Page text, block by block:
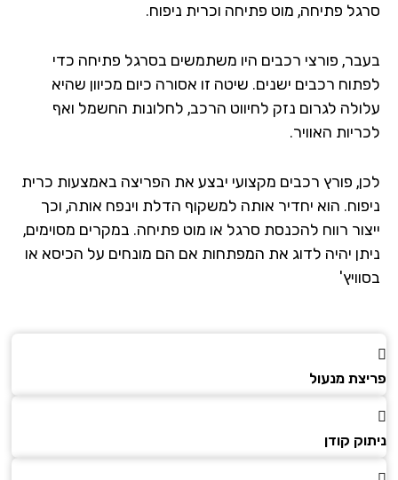
פתיחה, מוט פתיחה וכרית ניפוח.
פורצי רכבים היו משתמשים בסרגל פתיחה כדי
רכבים ישנים. שיטה זו אסורה כיום מכיוון שהיא
לגרום נזק לחיווט הרכב, לחלונות החשמל ואף
האוויר.
פורץ רכבים מקצועי יבצע את הפריצה באמצעות כרית
הוא יחדיר אותה למשקוף הדלת וינפח אותה, וכך
רווח להכנסת סרגל או מוט פתיחה. במקרים מסוימים,
יהיה לדוג את המפתחות אם הם מונחים על הכיסא או
מנעול
קודן